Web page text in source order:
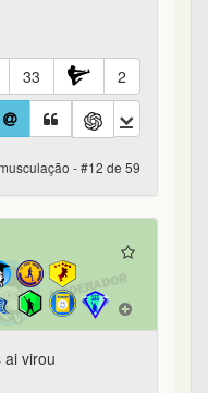
33
2
- #12 de 59
ai virou